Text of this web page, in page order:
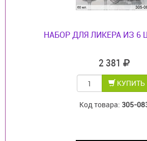
НАБОР ДЛЯ ЛИКЕРА ИЗ 6
2 381
КУПИТЬ
Код товара: 305-